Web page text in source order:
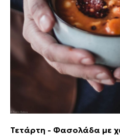
Τετάρτη - Φασολάδα με